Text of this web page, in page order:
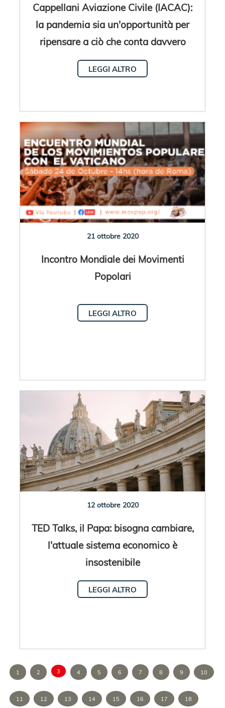
Cappellani Aviazione Civile (IACAC):
la pandemia sia un'opportunità per
ripensare a ciò che conta davvero
LEGGI ALTRO
21 ottobre 2020
Incontro Mondiale dei Movimenti
Popolari
LEGGI ALTRO
12 ottobre 2020
TED Talks, il Papa: bisogna cambiare,
l'attuale sistema economico è
insostenibile
LEGGI ALTRO
1 2 3 4 5 6 7 8 9 10
11 12 13 14 15 16 17 18